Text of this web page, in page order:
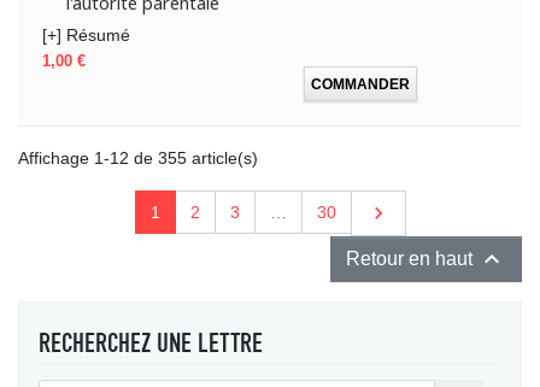
[+] Résumé
Prix
1,00 €
COMMANDER
Affichage 1-12 de 355 article(s)
1 2 3 30 Suivant

Retour en haut 
RECHERCHEZ UNE LETTRE